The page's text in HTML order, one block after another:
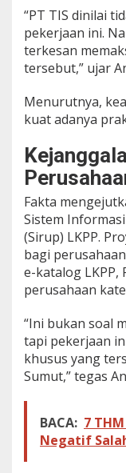
“PT TIS dinilai
pekerjaan ini.
terkesan
tersebut,” ujar
Menurutnya,
kuat adanya
Fakta
Sistem
(Sirup) LKPP.
bagi
e-katalog LKPP,
perusahaan
“Ini bukan soal
tapi pekerjaan
khusus yang
Sumut,” tegas
BACA: 7
Negatif